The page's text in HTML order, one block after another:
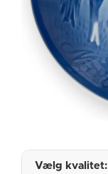
Vælg kvalitet: